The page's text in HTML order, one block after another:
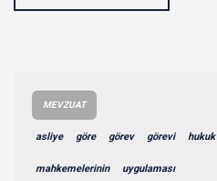
MEVZUAT
asliye göre görev görevi hukuk
mahkemelerinin uygulaması